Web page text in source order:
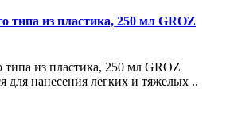
типа из пластика, 250 мл GROZ
из пластика, 250 мл GROZ
для нанесения легких и тяжелых ..